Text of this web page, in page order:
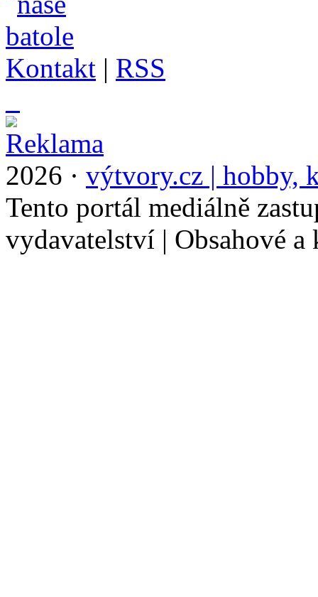
Kontakt | RSS
2026 · výtvory.cz | hobby,
Tento portál mediálně
vydavatelství | Obsahové